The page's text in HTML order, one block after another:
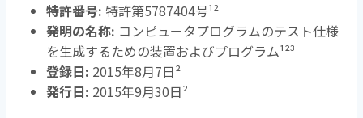
特許番号: 特許第5787404号¹²
発明の名称: コンピュータプログラムのテスト仕様
を生成するための装置およびプログラム¹²³
登録日: 2015年8月7日²
発行日: 2015年9月30日²